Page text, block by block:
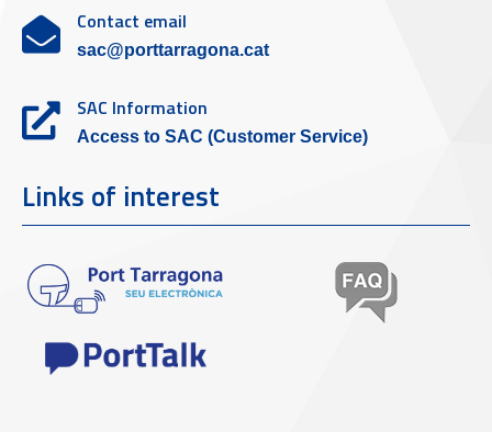
Contact email
sac@porttarragona.cat
SAC Information
Access to SAC (Customer Service)
Links of interest